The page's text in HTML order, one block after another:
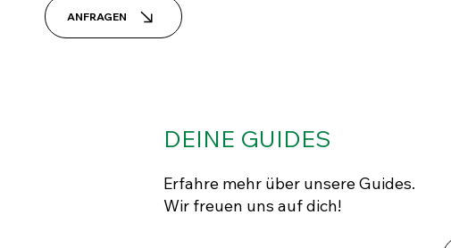
ANFRAGEN
DEINE GUIDES
Erfahre mehr über unsere Guides.
Wir freuen uns auf dich!